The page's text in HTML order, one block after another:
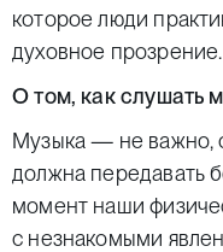
которое люди
духовное прозрение.
О том, как слушать
Музыка — не важно,
должна передавать
момент наши
с незнакомыми